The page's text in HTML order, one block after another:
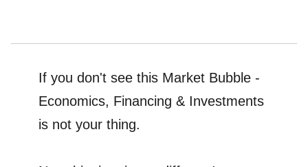
If you don't see this Market Bubble -
Economics, Financing & Investments
is not your thing.